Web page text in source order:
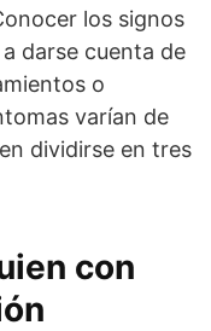
los signos
darse cuenta de
o
varían de
dividirse en tres
con